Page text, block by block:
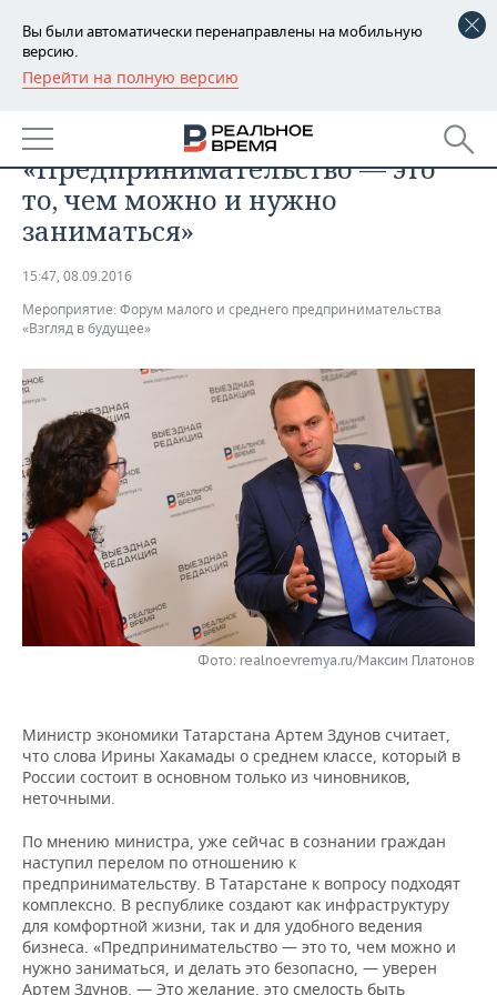
Вы были автоматически перенаправлены на мобильную
версию.
Перейти на полную версию
РЕГИОНЫ
БАШКОРТОСТАН
ТАТАРСТАН
УДМУРТИЯ
НОВОСТИ
АНАЛИТИКА
НОВОСТИ АНАЛИТИКИ
ДЕКЛАРАЦИИ О ДОХОДАХ
КОРОЛИ ГОСЗАКАЗА ПФО
ВУЗЫ ТАТАРСТАНА
КОМУ ПРИНАДЛЕЖАТ
ТОРГОВЫЕ ЦЕНТРЫ
ТАТАРСТАНА
ЭКОНОМИКА
НОВОСТИ ЭКОНОМИКИ
ФИНАНСЫ
БАНКИ
БЮДЖЕТ
ИНВЕСТИЦИИ
ПРОМЫШЛЕННОСТЬ
НОВОСТИ
АГРОПРОМ
МАШИНОСТРОЕНИЕ
НЕФТЕХИМИЯ
НЕФТЬ
ОПК
НЕДВИЖИМОСТЬ
НОВОСТИ НЕДВИЖИМОСТИ
АВТО
НОВОСТИ АВТО
БИЗНЕС
НОВОСТИ БИЗНЕСА
РОЗНИЧНАЯ ТОРГОВЛЯ
ТРАНСПОРТ
УСЛУГИ
ТЕХНОЛОГИИ
НОВОСТИ ТЕХНОЛОГИЙ
IT
МЕДИА
МЕРОПРИЯТИЯ
НОВОСТИ МЕРОПРИЯТИЙ
ВЫЕЗДНАЯ РЕДАКЦИЯ
ONLINE-КОНФЕРЕНЦИИ
ОТКРЫТАЯ ЛЕКЦИЯ
СПОРТ
НОВОСТИ СПОРТА
ХОККЕЙ
БАСКЕТБОЛ
ВОЛЕЙБОЛ
КИБЕРСПОРТ
ФИГУРНОЕ КАТАНИЕ
ОБЩЕСТВО
ВЛАСТЬ
ИНФРАСТРУКТУРА
ИСТОРИЯ
КУЛЬТУРА
МЕДИЦИНА
СЮЖЕТЫ
СПРАВОЧНИК
СПИСОК ПЕРСОН
СПИСОК КОМПАНИЙ
ПОЛНАЯ ВЕРСИЯ
Артем Здунов:
«Предпринимательство — это
то, чем можно и нужно
заниматься»
15:47, 08.09.2016
Мероприятие: Форум малого и среднего предпринимательства
«Взгляд в будущее»
Фото: realnoevremya.ru/Максим Платонов
Министр экономики Татарстана Артем Здунов считает,
что слова Ирины Хакамады о среднем классе, который в
России состоит в основном только из чиновников,
неточными.
По мнению министра, уже сейчас в сознании граждан
наступил перелом по отношению к
предпринимательству. В Татарстане к вопросу подходят
комплексно. В республике создают как инфраструктуру
для комфортной жизни, так и для удобного ведения
бизнеса. «Предпринимательство — это то, чем можно и
нужно заниматься, и делать это безопасно, — уверен
Артем Здунов. — Это желание, это смелость быть